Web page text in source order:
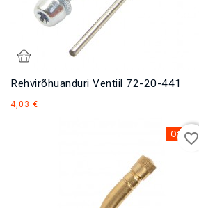
Rehvirõhuanduri Ventiil 72-20-441
4,03 €
Otsas
favorite_border